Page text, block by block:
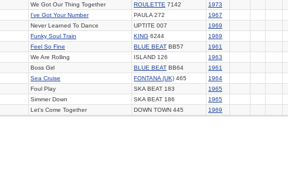
We Got Our Thing Together ROULETTE 7142
1973
I've Got Your Number PAULA 272
1967
Never Learned To Dance UPTITE 007
1969
Funky Soul Train KING 6244
1969
Feel So Fine BLUE BEAT BB57
1961
We Are Rolling ISLAND 126
1963
Boss Girl BLUE BEAT BB64
1961
Sea Cruise FONTANA (UK) 465
1964
Foul Play SKA BEAT 183
1965
Simmer Down SKA BEAT 186
1965
Let's Come Together DOWN TOWN 445 1969